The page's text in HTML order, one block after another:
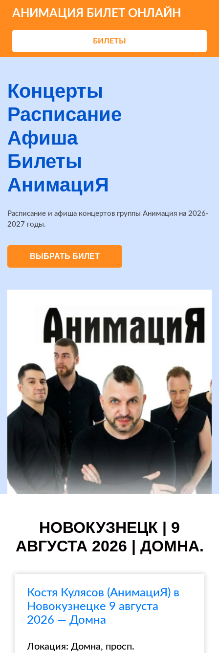
АНИМАЦИЯ БИЛЕТ ОНЛАЙН
БИЛЕТЫ
Концерты
Расписание
Афиша
Билеты
АнимациЯ
Расписание и афиша концертов группы Анимация на 2026-
2027 годы.
ВЫБРАТЬ БИЛЕТ
НОВОКУЗНЕЦК | 9
АВГУСТА 2026 | ДОМНА.
Костя Кулясов (АнимациЯ) в
Новокузнецке 9 августа
2026 — Домна
Локация: Домна, просп.